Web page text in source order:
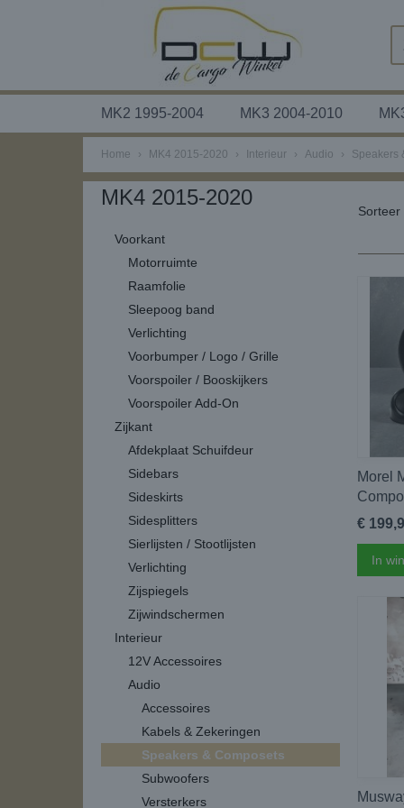
MK2 1995-2004 MK3 2004-2010
Home › MK4 2015-2020 › Interieur › Audio › Speakers
MK4 2015-2020
Voorkant
Motorruimte
Raamfolie
Sleepoog band
Verlichting
Voorbumper / Logo / Grille
Voorspoiler / Booskijkers
Voorspoiler Add-On
Zijkant
Afdekplaat Schuifdeur
Sidebars
Sideskirts
Sidesplitters
Sierlijsten / Stootlijsten
Verlichting
Zijspiegels
Zijwindschermen
Interieur
12V Accessoires
Audio
Accessoires
Kabels & Zekeringen
Speakers & Composets
Subwoofers
Versterkers
Morel
€
In